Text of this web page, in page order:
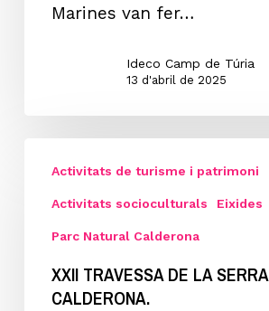
descobrir.
Marines van fer…
Ideco Camp de Túria
13 d'abril de 2025
TRAVESSA
CALDERONA.
Activitats de turisme i patrimoni
Activitats socioculturals Eixides
Parc Natural Calderona
XXII TRAVESSA DE LA SERRA
CALDERONA.